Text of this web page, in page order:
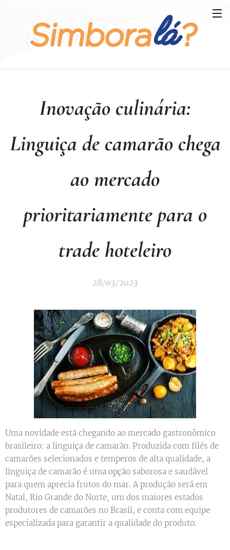
Inovação culinária:
Linguiça de camarão chega
ao mercado
prioritariamente para o
trade hoteleiro
28/03/2023
Uma novidade está chegando ao mercado gastronômico
brasileiro: a linguiça de camarão. Produzida com filés de
camarões selecionados e temperos de alta qualidade, a
linguiça de camarão é uma opção saborosa e saudável
para quem aprecia frutos do mar. A produção será em
Natal, Rio Grande do Norte, um dos maiores estados
produtores de camarões no Brasil, e conta com equipe
especializada para garantir a qualidade do produto.